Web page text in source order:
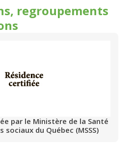
regroupements
par le Ministère de la Santé
sociaux du Québec (MSSS)